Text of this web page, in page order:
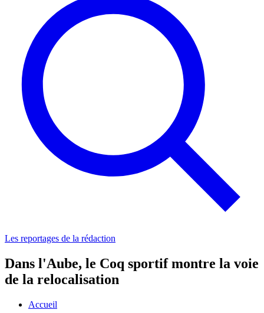
Les reportages de la rédaction
Dans l'Aube, le Coq sportif montre la voie
de la relocalisation
Accueil